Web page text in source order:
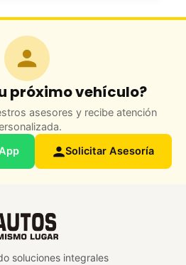
próximo vehículo?
asesores y recibe atención
Solicitar Asesoría
soluciones integrales